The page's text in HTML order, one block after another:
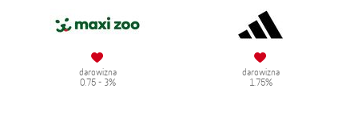
darowizna
0.75 - 3%
darowizna
1.75%